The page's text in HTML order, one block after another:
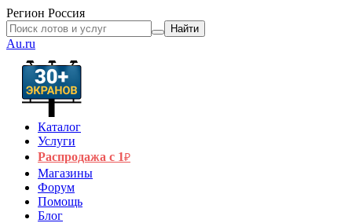
Регион Россия
Найти
Au.ru
Каталог
Услуги
Распродажа с 1₽
Магазины
Форум
Помощь
Блог